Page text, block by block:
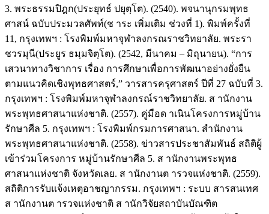
3. พระธรรมปิฎก(ประยุทธ์ ปยุตฺโต). (2540). พจนานุกรมพุทธ
ศาสน์ ฉบับประมวลศัพท์(ช าระ เพิ่มเติม ช่วงที่ 1). พิมพ์ครั้งที่
11, กรุงเทพฯ : โรงพิมพ์มหาจุฬาลงกรณราชวิทยาลัย. พระรา
ชวรมุนี(ประยูร ธมฺมจิตฺโต). (2542, มีนาคม – มิถุนายน). “การ
เสวนาทางวิชาการ เรื่อง การศึกษาเพื่อการพัฒนาอย่างยั่งยืน
ตามแนวคิดเชิงพุทธศาสตร์,” วารสารครุศาสตร์ ปีที่ 27 ฉบับที่ 3.
กรุงเทพฯ : โรงพิมพ์มหาจุฬาลงกรณ์ราชวิทยาลัย. ส านักงาน
พระพุทธศาสนาแห่งชาติ. (2557). คู่มือด าเนินโครงการหมู่บ้าน
รักษาศีล 5. กรุงเทพฯ : โรงพิมพ์กรมการศาสนา. สำนักงาน
พระพุทธศาสนาแห่งชาติ. (2558). ข่าวสารประชาสัมพันธ์ สถิติผู้
เข้าร่วมโครงการ หมู่บ้านรักษาศีล 5. ส านักงานพระพุทธ
ศาสนาแห่งชาติ จังหวัดเลย. ส านักงานต ารวจแห่งชาติ. (2559).
สถิติการรับแจ้งเหตุอาชญากรรม. กรุงเทพฯ : ระบบ สารสนเทศ
ส านักงานต ารวจแห่งชาติ ส านักวิจัยสถาบันบัณฑิต